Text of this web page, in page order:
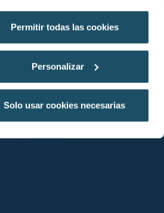
Permitir todas las cookies
Personalizar
Solo usar cookies necesarias
Réserve
ont vu
fréquentation
Planifions votre visite ?